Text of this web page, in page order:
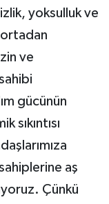
yoksulluk ve
ve
gücünün
sıkıntısı
aş
Çünkü